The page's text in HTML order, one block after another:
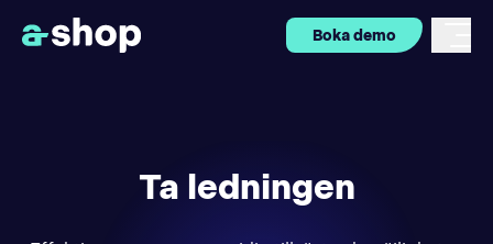
Boka demo
Ta ledningen